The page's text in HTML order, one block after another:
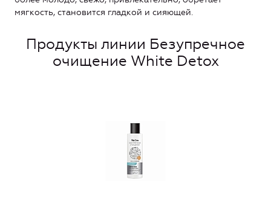
мягкость, становится гладкой и сияющей.
Продукты линии Безупречное
очищение White Detox